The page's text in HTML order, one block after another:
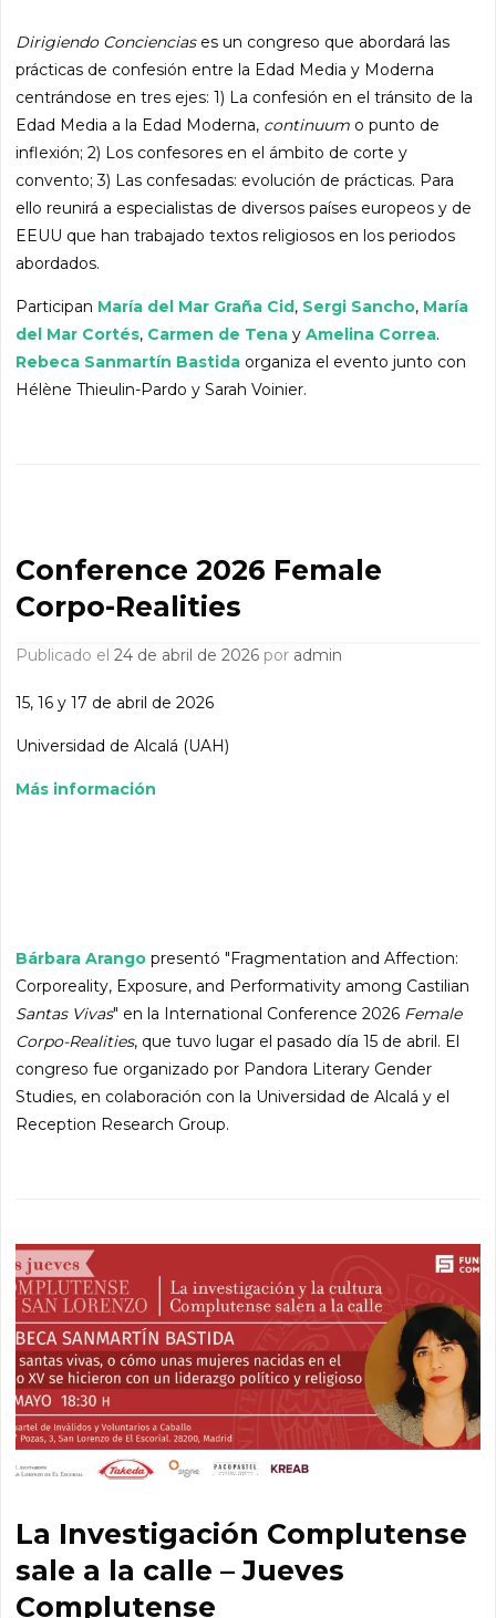
Dirigiendo Concienciases un congreso que abordará las
prácticas de confesión entre la Edad Media y Moderna
centrándose en tres ejes: 1) La confesión en el tránsito de la
Edad Media a la Edad Moderna, continuum o punto de
inflexión; 2) Los confesores en el ámbito de corte y
convento; 3) Las confesadas: evolución de prácticas. Para
ello reunirá a especialistas de diversos países europeos y de
EEUU que han trabajado textos religiosos en los periodos
abordados.
Participan María del Mar Graña Cid, Sergi Sancho, María
del Mar Cortés, Carmen de Tena yAmelina Correa.
Rebeca Sanmartín Bastida organiza el evento junto con
Hélène Thieulin-Pardo y Sarah Voinier.
Conference 2026 Female
Corpo-Realities
Publicado el24 de abril de 2026 por admin
15, 16 y 17 de abril de 2026
Universidad de Alcalá (UAH)
Más información
Bárbara Arango presentó "Fragmentation and Affection:
Corporeality, Exposure, and Performativity among Castilian
Santas Vivas" en la International Conference 2026 Female
Corpo-Realities, que tuvo lugar el pasado día 15 de abril. El
congreso fue organizado por Pandora Literary Gender
Studies, en colaboración con la Universidad de Alcalá y el
Reception Research Group.
La Investigación Complutense
sale a la calle – Jueves
Complutense